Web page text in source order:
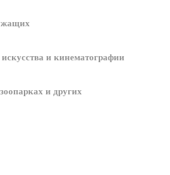
и кинематографии
и других